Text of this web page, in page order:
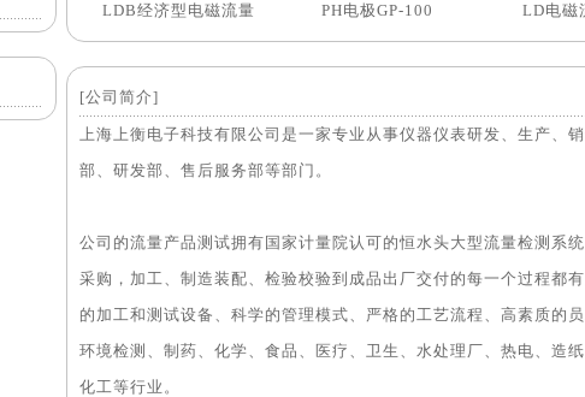
LDB经济型电磁流量 PH电极GP-100 LD电磁
[公司简介]
上海上衡电子科技有限公司是一家专业从事仪器仪表研发、生产、
部、研发部、售后服务部等部门。
公司的流量产品测试拥有国家计量院认可的恒水头大型流量检测系
采购，加工、制造装配、检验校验到成品出厂交付的每一个过程都
的加工和测试设备、科学的管理模式、严格的工艺流程、高素质的
环境检测、制药、化学、食品、医疗、卫生、水处理厂、热电、造
化工等行业。